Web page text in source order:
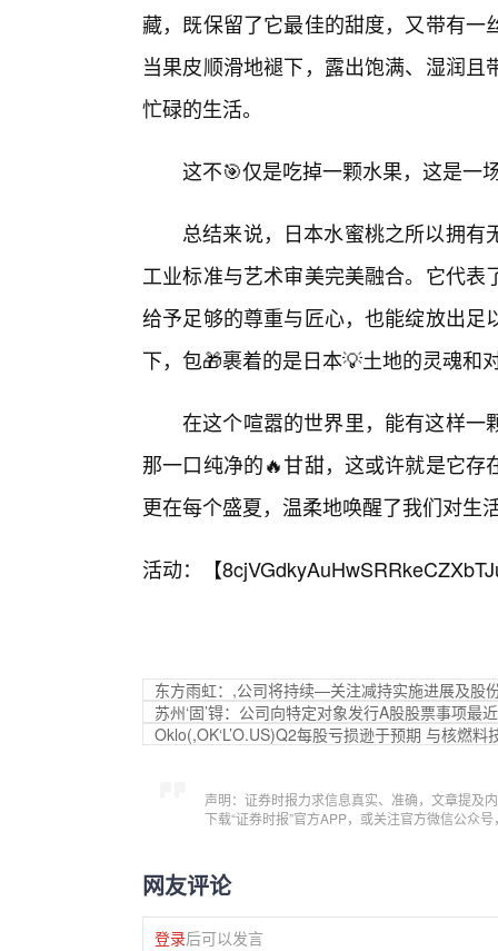
藏，既保留了它最佳的甜度，又带有
当果皮顺滑地褪下，露出饱满、湿润
忙碌的生活。
这不🎯仅是吃掉一颗水果，这是一
总结来说，日本水蜜桃之所以拥
工业标准与艺术审美完美融合。它代
给予足够的尊重与匠心，也能绽放出
下，包🎁裹着的是日本💡土地的灵魂和
在这个喧嚣的世界里，能有这样一
那一口纯净的🔥甘甜，这或许就是它
更在每个盛夏，温柔地唤醒了我们对生
活动：【
东方雨虹：,公司将持续—关注减持实施进展及股
苏州‘固’锝：公司向特定对象发行A股股票事项
Oklo(,OK‘L’O.US)Q2每股亏损逊于预期 与核燃
声明：证券时报力求信息真实、准确，文章提及
下载“证券时报”官方APP，或关注官方微信公众
网友评论
登录后可以发言